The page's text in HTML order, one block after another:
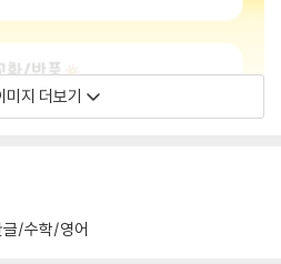
미지 더보기
글/수학/영어